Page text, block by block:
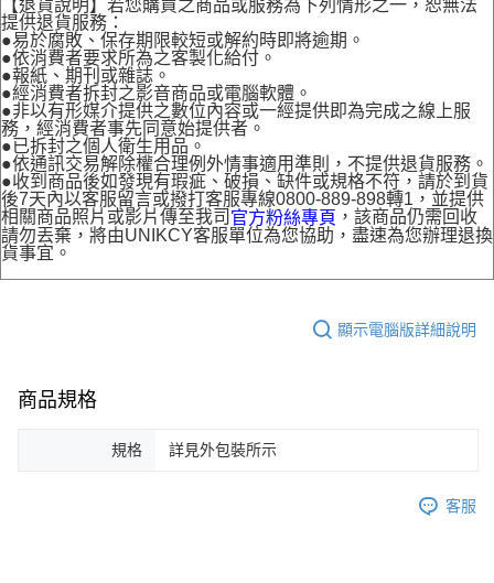
【退貨說明】若您購買之商品或服務為下列情形之一，恕無法
提供退貨服務：
●易於腐敗、保存期限較短或解約時即將逾期。
●依消費者要求所為之客製化給付。
●報紙、期刊或雜誌。
●經消費者拆封之影音商品或電腦軟體。
●非以有形媒介提供之數位內容或一經提供即為完成之線上服
務，經消費者事先同意始提供者。
●已拆封之個人衛生用品。
●依通訊交易解除權合理例外情事適用準則，不提供退貨服務。
●收到商品後如發現有瑕疵、破損、缺件或規格不符，請於到貨
後7天內以客服留言或撥打客服專線0800-889-898轉1，並提供
相關商品照片或影片傳至我司 官方粉絲專頁 ，該商品仍需回收
請勿丟棄，將由UNIKCY客服單位為您協助，盡速為您辦理退換
貨事宜。
顯示電腦版詳細說明
商品規格
規格 詳見外包裝所示
客服